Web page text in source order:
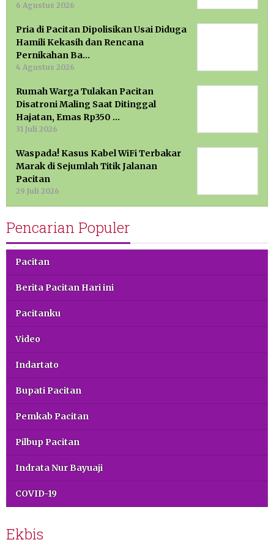
6 Agustus 2026
Pria di Pacitan Dipolisikan Usai Diduga
Hamili Kekasih dan Rencana
Pernikahan Ba…
4 Agustus 2026
Rumah Warga Tulakan Pacitan
Disatroni Maling Saat Ditinggal
Hajatan, Emas Rp350 …
31 Juli 2026
Waspada! Kasus Kabel WiFi Terbakar
Marak di Sejumlah Titik Jalanan
Pacitan
29 Juli 2026
Pencarian Populer
Pacitan
Berita Pacitan Hari ini
Pacitanku
Video
Indartato
Bupati Pacitan
Pemkab Pacitan
Pilbup Pacitan
Indrata Nur Bayuaji
COVID-19
Ekbis